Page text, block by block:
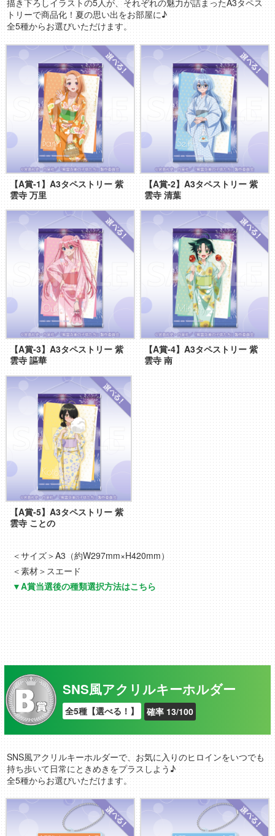
描き下ろしイラストの5人が、それぞれの魅力が詰まったA3タペス
トリーで商品化！夏の思い出をお部屋に♪
全5種からお選びいただけます。
【A賞‐1】A3タペストリー 紫
雲寺 万里
【A賞‐2】A3タペストリー 紫
雲寺 清葉
【A賞‐3】A3タペストリー 紫
雲寺 謳華
【A賞‐4】A3タペストリー 紫
雲寺 南
【A賞‐5】A3タペストリー 紫
雲寺 ことの
＜サイズ＞A3（約W297mm×H420mm）
＜素材＞スエード
▼A賞当選後の種類選択方法はこちら
SNS風アクリルキーホルダー
全5種【選べる！】 確率 13/100
SNS風アクリルキーホルダーで、お気に入りのヒロインをいつでも
持ち歩いて日常にときめきをプラスしよう♪
全5種からお選びいただけます。